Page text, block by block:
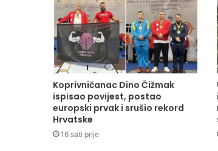
Koprivničanac Dino Čižmak
ispisao povijest, postao
europski prvak i srušio rekord
Hrvatske
16 sati prije